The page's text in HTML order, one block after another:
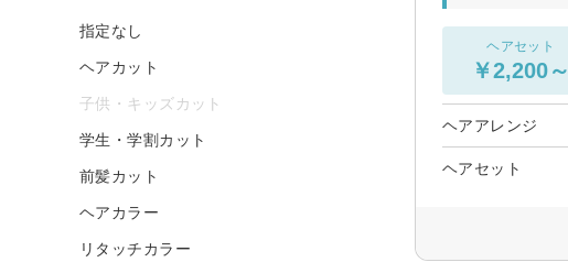
ヘアセット
￥2,200～
ヘアアレンジ
ヘアセット
指定なし
ヘアカット
子供・キッズカット
学生・学割カット
前髪カット
ヘアカラー
リタッチカラー